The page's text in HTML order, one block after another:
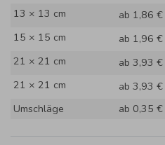
13 × 13 cm
ab 1,86 €
15 × 15 cm
ab 1,96 €
21 × 21 cm
ab 3,93 €
21 × 21 cm
ab 3,93 €
Umschläge
ab 0,35 €